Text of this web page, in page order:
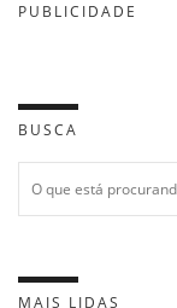
PUBLICIDADE
BUSCA
MAIS LIDAS